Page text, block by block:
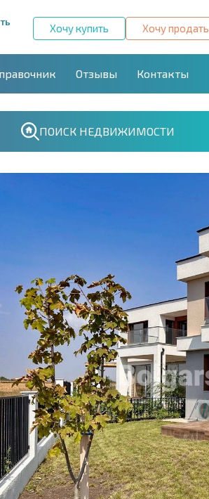
Хочу купить Хочу продать
Отзывы Контакты
ПОИСК НЕДВИЖИМОСТИ